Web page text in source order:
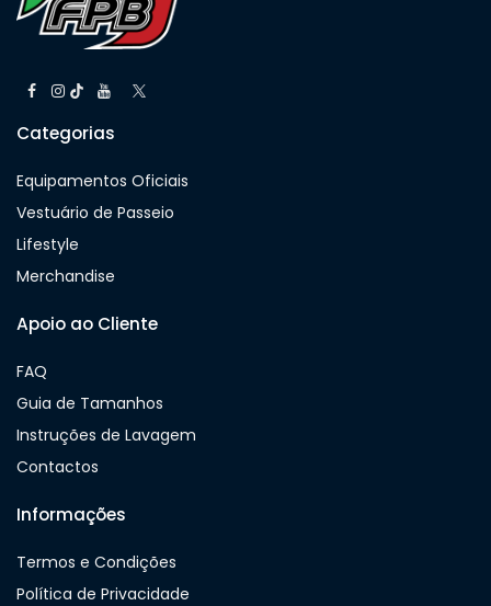
Categorias
Equipamentos Oficiais
Vestuário de Passeio
Lifestyle
Merchandise
Apoio ao Cliente
FAQ
Guia de Tamanhos
Instruções de Lavagem
Contactos
Informações
Termos e Condições
Política de Privacidade